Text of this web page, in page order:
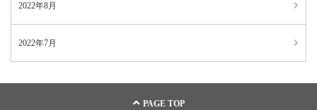
2022年8月
2022年7月
PAGE TOP